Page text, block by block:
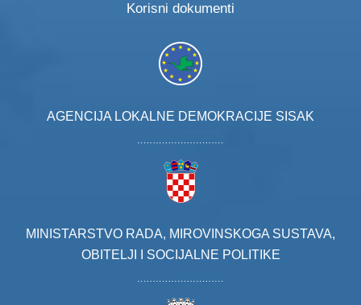
Korisni dokumenti
AGENCIJA LOKALNE DEMOKRACIJE SISAK
MINISTARSTVO RADA, MIROVINSKOGA SUSTAVA,
OBITELJI I SOCIJALNE POLITIKE